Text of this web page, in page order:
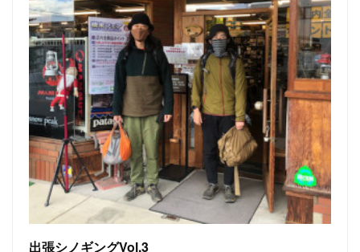
出張シノギングVol.3